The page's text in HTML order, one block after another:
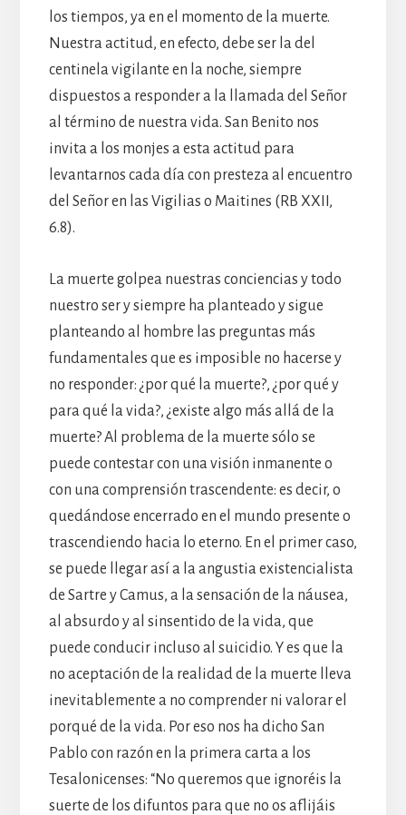
los tiempos, ya en el momento de la muerte.
Nuestra actitud, en efecto, debe ser la del
centinela vigilante en la noche, siempre
dispuestos a responder a la llamada del Señor
al término de nuestra vida. San Benito nos
invita a los monjes a esta actitud para
levantarnos cada día con presteza al encuentro
del Señor en las Vigilias o Maitines (RB XXII,
6.8).
La muerte golpea nuestras conciencias y todo
nuestro ser y siempre ha planteado y sigue
planteando al hombre las preguntas más
fundamentales que es imposible no hacerse y
no responder: ¿por qué la muerte?, ¿por qué y
para qué la vida?, ¿existe algo más allá de la
muerte? Al problema de la muerte sólo se
puede contestar con una visión inmanente o
con una comprensión trascendente: es decir, o
quedándose encerrado en el mundo presente o
trascendiendo hacia lo eterno. En el primer caso,
se puede llegar así a la angustia existencialista
de Sartre y Camus, a la sensación de la náusea,
al absurdo y al sinsentido de la vida, que
puede conducir incluso al suicidio. Y es que la
no aceptación de la realidad de la muerte lleva
inevitablemente a no comprender ni valorar el
porqué de la vida. Por eso nos ha dicho San
Pablo con razón en la primera carta a los
Tesalonicenses: “No queremos que ignoréis la
suerte de los difuntos para que no os aflijáis